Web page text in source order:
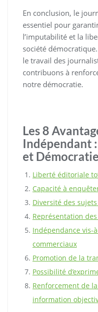
En conclusion, le
essentiel pour
l’imputabilité et la
société
le travail des
contribuons à
notre démocratie.
Les 8
Indépendant
et Démocratie
Liberté éditoriale
Capacité à
Diversité des
Représentation
Indépendance vis-
commerciaux
Promotion de la
Possibilité
Renforcement de
information